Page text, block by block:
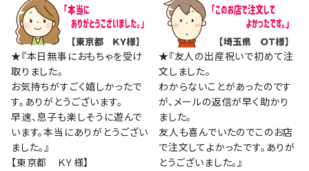
★『本日無事におもちゃを受け
取りました。
お気持ちがすごく嬉しかったで
す。ありがとうございます。
早速、息子も楽しそうに遊んで
います。本当にありがとうござい
ました。』
【東京都 ＫＹ様】
★『友人の出産祝いで初めて注
文しました。
わからないことがあったのです
が、メールの返信が早く助かり
ました。
友人も喜んでいたのでこのお店
で注文してよかったです。ありが
とうございました。』